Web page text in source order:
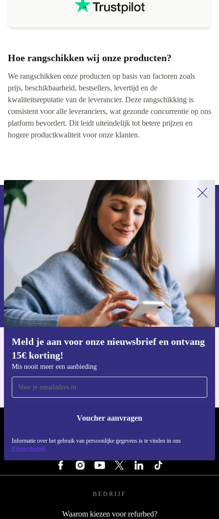
Hoe rangschikken wij onze producten?
We rangschikken onze producten op basis van factoren zoals
prijs, beschikbaarheid, bestsellers, levertijd en de
kwaliteitsreputatie van de leverancier. Deze rangschikking is
consistent voor alle leveranciers, wat gezonde concurrentie op ons
platform bevordert. Dit leidt uiteindelijk tot betere prijzen en
hogere productkwaliteit voor onze klanten.
Meld je aan voor onze nieuwsbrief en ontvang
15€ korting!
Mis nooit meer een aanbieding
Voucher aanvragen
Informatie over het gebruik van persoonlijke gegevens is te vinden in ons
Privacybeleid
Meld je aan voor onze nieuwsbrief en
ontvang €15 korting!
Mis nooit meer een aanbieding.
Voucher aanvragen
Informatie over het gebruik van persoonsgegevens vind je in ons
privacybeleid .
BEDRIJF
Waarom kiezen voor refurbed?